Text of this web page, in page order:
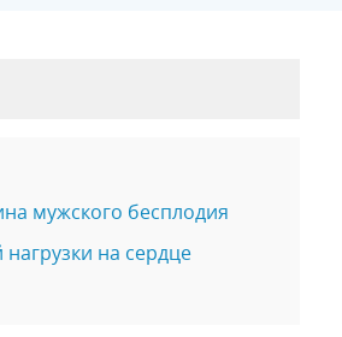
мужского бесплодия
на сердце